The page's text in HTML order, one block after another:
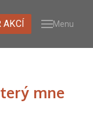
Menu
AKCÍ
O
mne